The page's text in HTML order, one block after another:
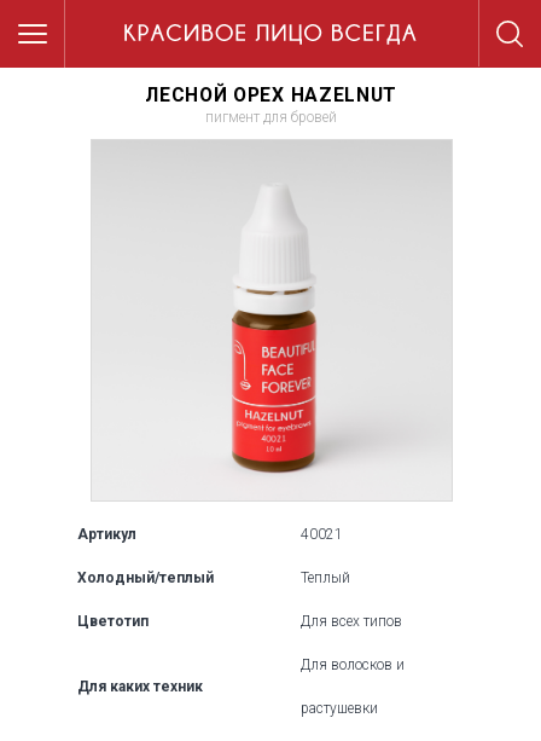
ЛЕСНОЙ ОРЕХ HAZELNUT
пигмент для бровей
Артикул 40021
Холодный/теплый Теплый
Цветотип Для всех типов
Для каких техник
Для волосков и
растушевки